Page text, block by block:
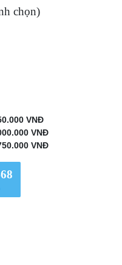
chọn)
VNĐ
VNĐ
VNĐ